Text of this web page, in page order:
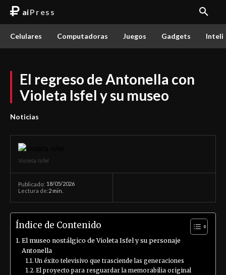
aiPress
Celulares Computadoras Juegos Gadgets
El regreso de Antonella con
Violeta Isfel y su museo
Noticias
Violeta Isfel
Publicado: 18/05/2026
Lectura de:2 min.
Índice de Contenido
El museo nostálgico de Violeta Isfel y su personaje
Antonella
Un éxito televisivo que trasciende las generaciones
El proyecto para resguardar la memorabilia original